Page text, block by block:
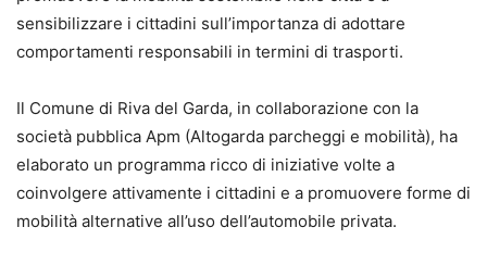
sensibilizzare i cittadini sull’importanza di adottare
comportamenti responsabili in termini di trasporti.
Il Comune di Riva del Garda, in collaborazione con la
società pubblica Apm (Altogarda parcheggi e mobilità), ha
elaborato un programma ricco di iniziative volte a
coinvolgere attivamente i cittadini e a promuovere forme di
mobilità alternative all’uso dell’automobile privata.